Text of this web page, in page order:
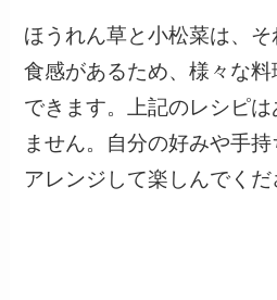
ほうれん草と小松菜は、
食感があるため、様々な
できます。上記のレシピ
ません。自分の好みや手
アレンジして楽しんでくだ